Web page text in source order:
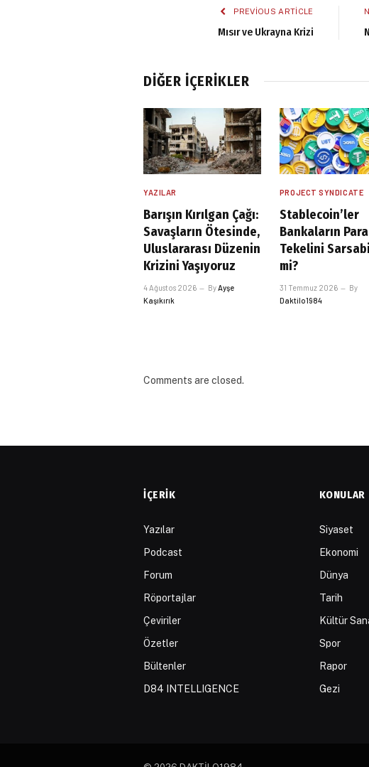
PREVIOUS ARTICLE
Mısır ve Ukrayna Krizi
DIĞER İÇERIKLER
YAZILAR
Barışın Kırılgan Çağı:
Savaşların Ötesinde,
Uluslararası Düzenin
Krizini Yaşıyoruz
4 Ağustos 2026 ByAyşe
Kaşıkırık
PROJECT SYNDICATE
Stablecoin’ler
Bankaların Para
Tekelini
mi?
31 Temmuz 2026
By
Daktilo1984
Comments are closed.
İÇERIK
Yazılar
Podcast
Forum
Röportajlar
Çeviriler
Özetler
Bültenler
D84 INTELLIGENCE
KONULAR
Siyaset
Ekonomi
Dünya
Tarih
Kültür
Spor
Rapor
Gezi